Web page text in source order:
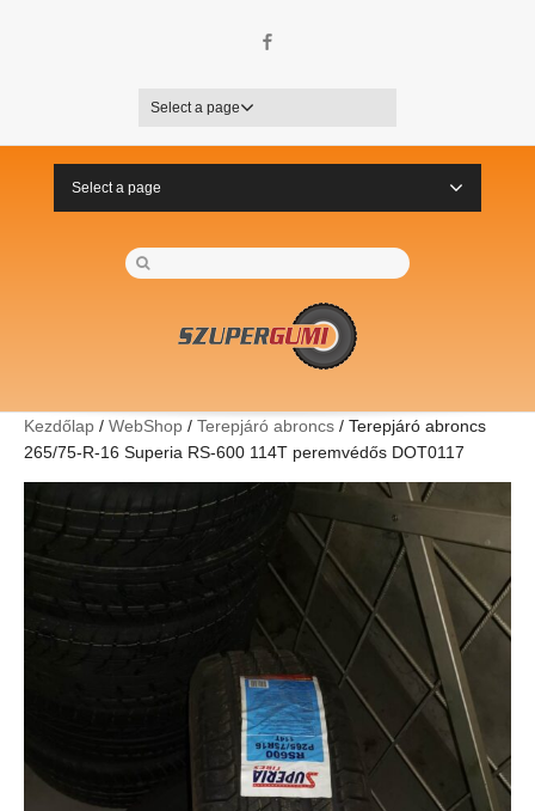
Select a page
Select a page
Kezdőlap / WebShop / Terepjáró abroncs / Terepjáró abroncs
265/75-R-16 Superia RS-600 114T peremvédős DOT0117